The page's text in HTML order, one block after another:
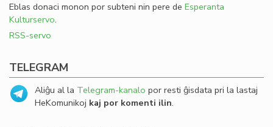
Eblas donaci monon por subteni nin pere de Esperanta
Kulturservo.
RSS-servo
TELEGRAM
Aliĝu al la Telegram-kanalo por resti ĝisdata pri la lastaj
HeKomunikoj kaj por komenti ilin.